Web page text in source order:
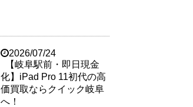
2026/07/24
【岐阜駅前・即日現金
化】iPad Pro 11初代の高
価買取ならクイック岐阜
へ！